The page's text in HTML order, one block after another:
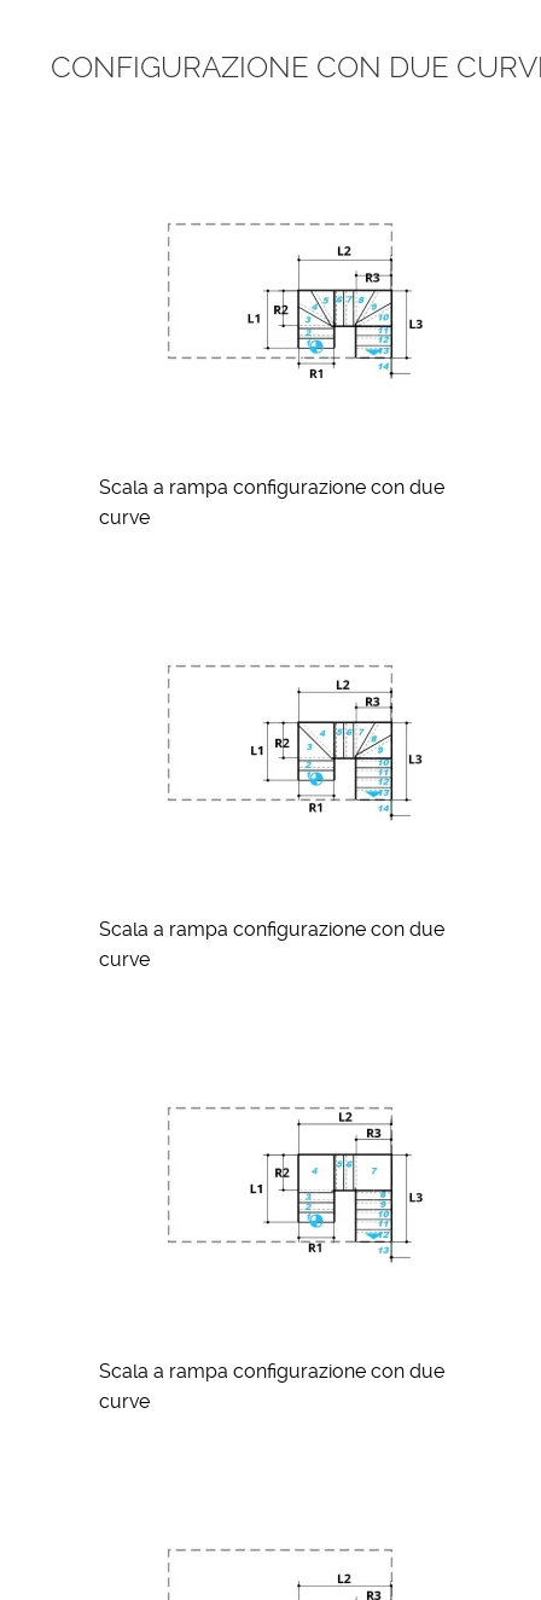
CONFIGURAZIONE CON DUE
Scala a rampa configurazione con due
curve
Scala a rampa configurazione con due
curve
Scala a rampa configurazione con due
curve